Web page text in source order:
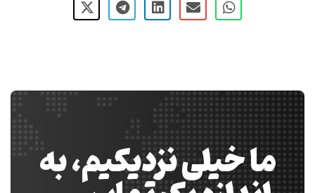
ما خیلی نزدیکیم، به